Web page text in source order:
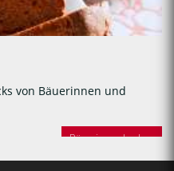
von Bäuerinnen und
Bäuerinnen backen